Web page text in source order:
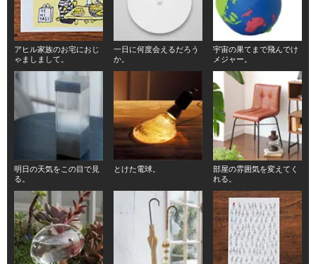
アヒル家族のお宅におじ
ゃましまして。
一日に何度会えるだろう
か。
宇宙の果てまで飛んでけ
メジャー。
明日の天気をこの目で見
る。
とけた電球。
部屋の雰囲気を変えてく
れる。